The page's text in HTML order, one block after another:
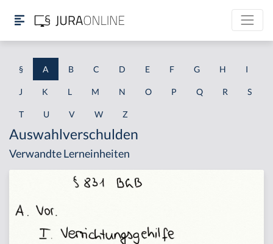
§ A B C D E F G H I
J K L M N O P Q R S
T U V W Z
Auswahlverschulden
Verwandte Lerneinheiten